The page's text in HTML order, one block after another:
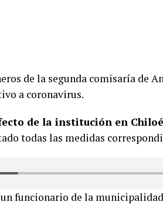
de la segunda comisaría de
a coronavirus.
de la institución en
todas las medidas
funcionario de la